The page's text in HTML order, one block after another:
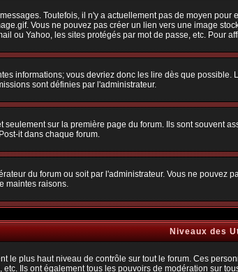
Toutefois, il n'y a actuellement pas de moyen
Vous ne pouvez pas créer un lien vers une image
ou Yahoo, les sites protégés par mot de passe, etc.
informations; vous devriez donc les lire dès que
sont définies par l'administrateur.
sur la première page du forum. Ils sont souvent
it dans chaque forum.
du forum ou soit par l'administrateur. Vous ne
maintes raisons.
Niveaux des
le plus haut niveau de contrôle sur tout le forum. Ces
Ils ont également tous les pouvoirs de modération sur